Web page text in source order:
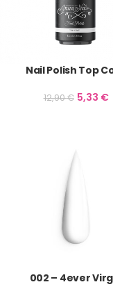
Nail Polish Top
12,90€ 5,33 €
002 – 4ever